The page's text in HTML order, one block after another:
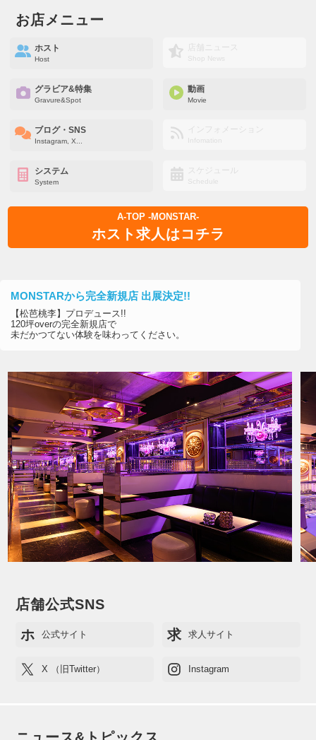
お店メニュー
ホスト
Host
店舗ニュース
Shop News
グラビア&特集
Gravure&Spot
動画
Movie
ブログ・SNS
Instagram, X...
インフォメーション
Infomation
システム
System
スケジュール
Schedule
A-TOP -MONSTAR-
ホスト求人はコチラ
MONSTARから完全新規店 出展決定!!
【松芭桃李】プロデュース!!
120坪overの完全新規店で
未だかつてない体験を味わってください。
店舗公式SNS
ホ
公式サイト 求 求人サイト
X （旧Twitter） Instagram